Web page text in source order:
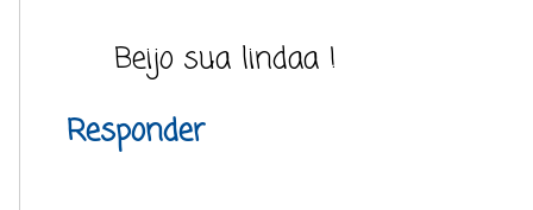
Beijo sua lindaa !
Responder